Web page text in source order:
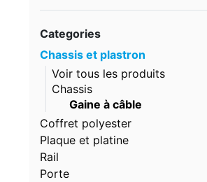
Categories
Chassis et plastron
Voir tous les produits
Chassis
Gaine à câble
Coffret polyester
Plaque et platine
Rail
Porte